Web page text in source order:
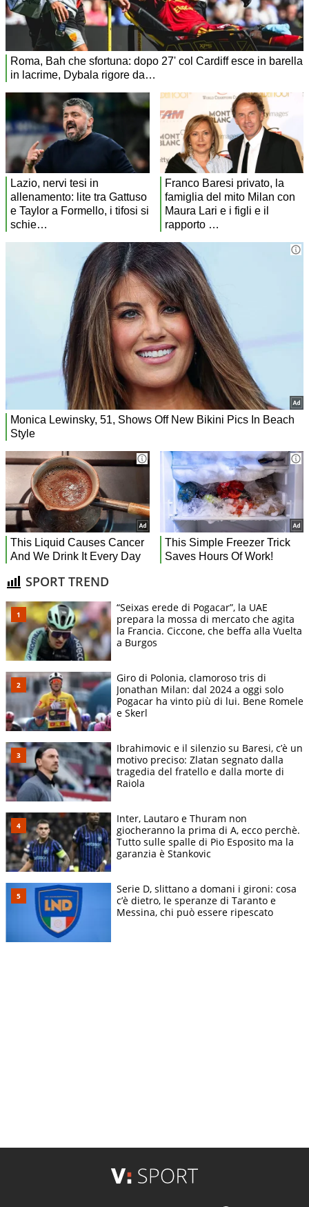
SPORT TREND
“Seixas erede di Pogacar”, la UAE
prepara la mossa di mercato che agita
la Francia. Ciccone, che beffa alla Vuelta
a Burgos
Giro di Polonia, clamoroso tris di
Jonathan Milan: dal 2024 a oggi solo
Pogacar ha vinto più di lui. Bene Romele
e Skerl
Ibrahimovic e il silenzio su Baresi, c’è un
motivo preciso: Zlatan segnato dalla
tragedia del fratello e dalla morte di
Raiola
Inter, Lautaro e Thuram non
giocheranno la prima di A, ecco perchè.
Tutto sulle spalle di Pio Esposito ma la
garanzia è Stankovic
Serie D, slittano a domani i gironi: cosa
c’è dietro, le speranze di Taranto e
Messina, chi può essere ripescato